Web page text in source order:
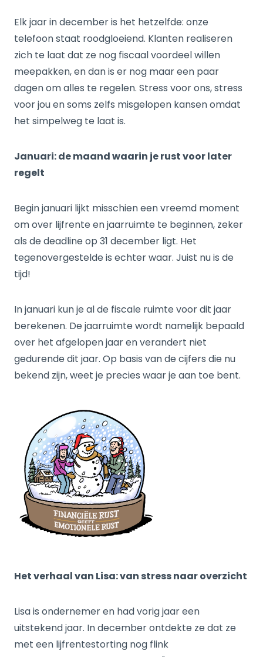
Elk jaar in december is het hetzelfde: onze
telefoon staat roodgloeiend. Klanten realiseren
zich te laat dat ze nog fiscaal voordeel willen
meepakken, en dan is er nog maar een paar
dagen om alles te regelen. Stress voor ons, stress
voor jou en soms zelfs misgelopen kansen omdat
het simpelweg te laat is.
Januari: de maand waarin je rust voor later
regelt
Begin januari lijkt misschien een vreemd moment
om over lijfrente en jaarruimte te beginnen, zeker
als de deadline op 31 december ligt. Het
tegenovergestelde is echter waar. Juist nu is de
tijd!
In januari kun je al de fiscale ruimte voor dit jaar
berekenen. De jaarruimte wordt namelijk bepaald
over het afgelopen jaar en verandert niet
gedurende dit jaar. Op basis van de cijfers die nu
bekend zijn, weet je precies waar je aan toe bent.
Het verhaal van Lisa: van stress naar overzicht
Lisa is ondernemer en had vorig jaar een
uitstekend jaar. In december ontdekte ze dat ze
met een lijfrentestorting nog flink